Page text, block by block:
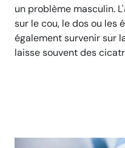
un problème masculin.
sur le cou, le dos ou les
également survenir sur
laisse souvent des